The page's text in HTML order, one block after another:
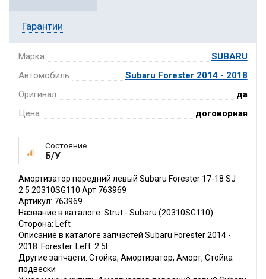
Гарантии
Марка
SUBARU
Автомобиль
Subaru Forester 2014 - 2018
Оригинал
да
Цена
договорная
Состояние
Б/У
Амортизатор передний левый Subaru Forester 17-18 SJ
2.5 20310SG110 Арт 763969
Артикул: 763969
Название в каталоге: Strut - Subaru (20310SG110)
Сторона: Left
Описание в каталоге запчастей Subaru Forester 2014 -
2018: Forester. Left. 2.5l.
Другие запчасти: Стойка, Амортизатор, Аморт, Стойка
подвески